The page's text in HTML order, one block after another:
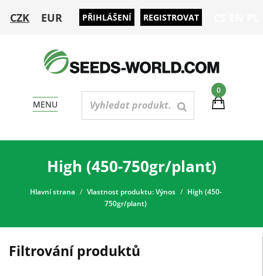
CZK EUR PŘIHLÁŠENÍ REGISTROVAT
0
MENU
High (450-750gr/plant)
Hlavní strana Vlastnost produktu: Výnos
High (450-
750gr/plant)
Filtrování produktů